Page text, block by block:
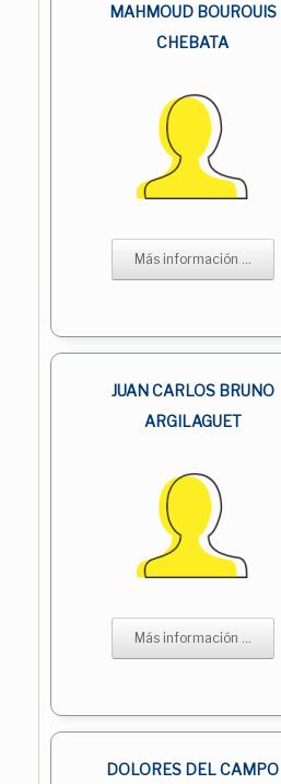
MAHMOUD BOUROUIS
CHEBATA
Más información ...
JUAN CARLOS BRUNO
ARGILAGUET
Más información ...
DOLORES DEL CAMPO